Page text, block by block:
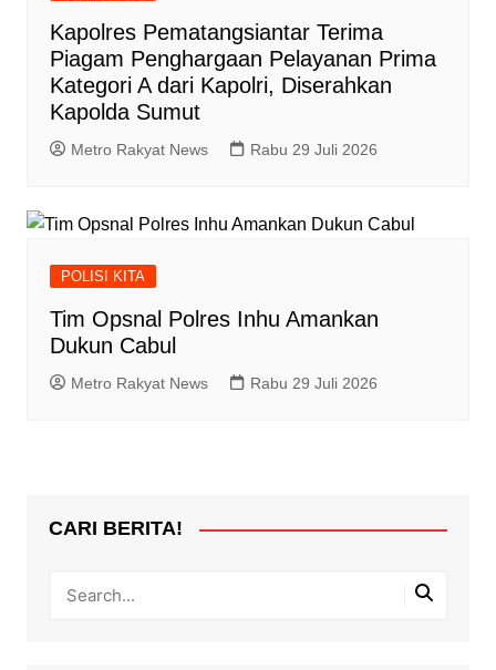
Kapolres Pematangsiantar Terima
Piagam Penghargaan Pelayanan Prima
Kategori A dari Kapolri, Diserahkan
Kapolda Sumut
Metro Rakyat News Rabu 29 Juli 2026
POLISI KITA
Tim Opsnal Polres Inhu Amankan
Dukun Cabul
Metro Rakyat News Rabu 29 Juli 2026
CARI BERITA!